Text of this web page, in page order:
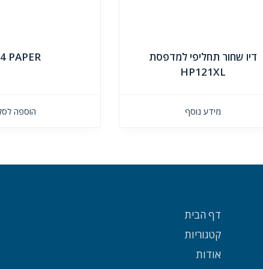
דיו שחור תחליפי למדפסת
HP121XL
מידע נוסף
PAPER
הוספה
דף הבית
קטגוריות
אודות